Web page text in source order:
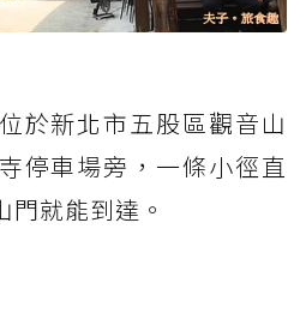
於新北市五股區觀音山
停車場旁，一條小徑直
就能到達。